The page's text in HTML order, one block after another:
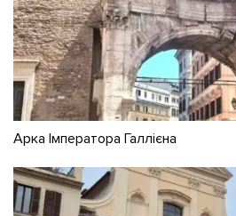
Арка Імператора Галлієна